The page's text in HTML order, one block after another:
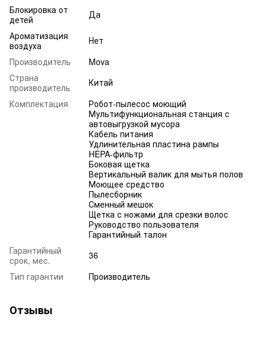
Блокировка от
детей
Да
Ароматизация
воздуха
Нет
Производитель
Mova
Страна
производитель
Китай
Комплектация
Робот-пылесос моющий
Мультифункциональная станция с
автовыгрузкой мусора
Кабель питания
Удлинительная пластина рампы
HEPA-фильтр
Боковая щетка
Вертикальный валик для мытья полов
Моющее средство
Пылесборник
Сменный мешок
Щетка с ножами для срезки волос
Руководство пользователя
Гарантийный талон
Гарантийный
срок, мес.
36
Тип гарантии
Производитель
Отзывы